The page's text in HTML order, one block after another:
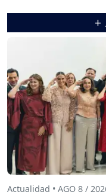
+
Actualidad • AGO 8 /